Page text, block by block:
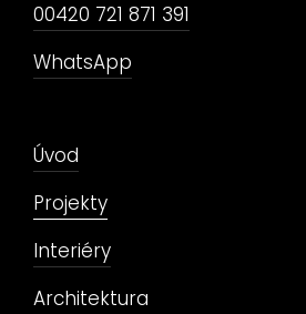
00420 721 871 391
WhatsApp
Úvod
Projekty
Interiéry
Architektura